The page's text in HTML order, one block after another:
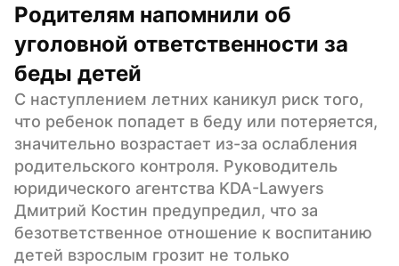
Родителям напомнили об
уголовной ответственности за
беды детей
С наступлением летних каникул риск того,
что ребенок попадет в беду или потеряется,
значительно возрастает из-за ослабления
родительского контроля. Руководитель
юридического агентства KDA-Lawyers
Дмитрий Костин предупредил, что за
безответственное отношение к воспитанию
детей взрослым грозит не только